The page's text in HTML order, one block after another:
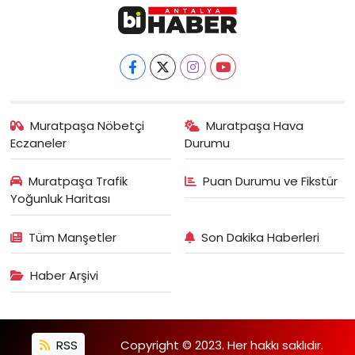
Muratpaşa Nöbetçi
Eczaneler
Muratpaşa Hava
Durumu
Muratpaşa Trafik
Yoğunluk Haritası
Puan Durumu ve Fikstür
Tüm Manşetler Son Dakika Haberleri
Haber Arşivi
RSS Copyright © 2023. Her hakkı saklıdır.